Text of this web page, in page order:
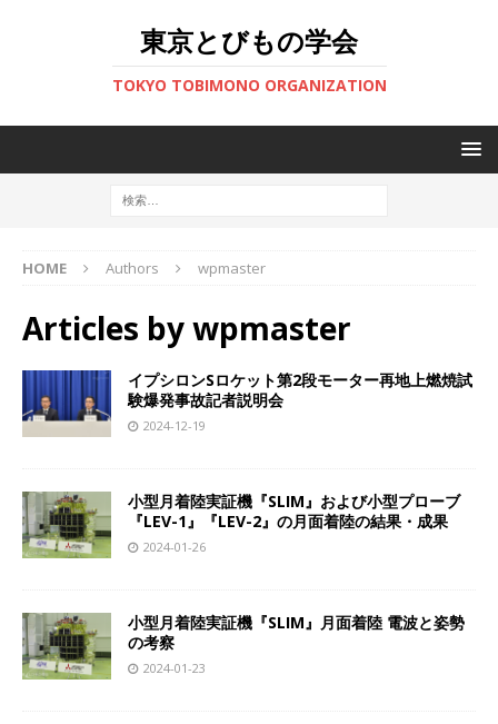
東京とびもの学会
TOKYO TOBIMONO ORGANIZATION
HOME Authors wpmaster
Articles bywpmaster
イプシロンSロケット第2段モーター再地上燃焼試
験爆発事故記者説明会
2024-12-19
小型月着陸実証機『SLIM』および小型プローブ
『LEV-1』『LEV-2』の月面着陸の結果・成果
2024-01-26
小型月着陸実証機『SLIM』月面着陸 電波と姿勢
の考察
2024-01-23